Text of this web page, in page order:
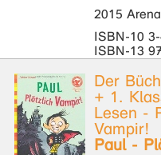
2015 Arena
ISBN-10
ISBN-13
Der
+ 1.
Lesen -
Vampir!
Paul -